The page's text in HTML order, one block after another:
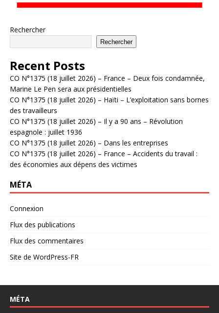
Rechercher
Rechercher
Recent Posts
CO N°1375 (18 juillet 2026) – France – Deux fois condamnée,
Marine Le Pen sera aux présidentielles
CO N°1375 (18 juillet 2026) – Haïti – L’exploitation sans bornes
des travailleurs
CO N°1375 (18 juillet 2026) – Il y a 90 ans – Révolution
espagnole : juillet 1936
CO N°1375 (18 juillet 2026) – Dans les entreprises
CO N°1375 (18 juillet 2026) – France – Accidents du travail :
des économies aux dépens des victimes
MÉTA
Connexion
Flux des publications
Flux des commentaires
Site de WordPress-FR
MÉTA